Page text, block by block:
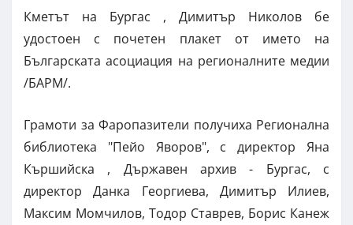
Кметът на Бургас , Димитър Николов бе
удостоен с почетен плакет от името на
Българската асоциация на регионалните медии
/БАРМ/.
Грамоти за Фаропазители получиха Регионална
библиотека "Пейо Яворов", с директор Яна
Кършийска , Държавен архив - Бургас, с
директор Данка Георгиева, Димитър Илиев,
Максим Момчилов, Тодор Ставрев, Борис Канеж